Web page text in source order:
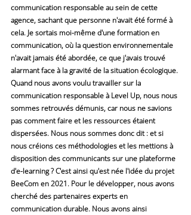
communication responsable au sein de cette
agence, sachant que personne n'avait été formé à
cela. Je sortais moi-même d'une formation en
communication, où la question environnementale
n'avait jamais été abordée, ce que j'avais trouvé
alarmant face à la gravité de la situation écologique.
Quand nous avons voulu travailler sur la
communication responsable à Level Up, nous nous
sommes retrouvés démunis, car nous ne savions
pas comment faire et les ressources étaient
dispersées. Nous nous sommes donc dit : et si
nous créions ces méthodologies et les mettions à
disposition des communicants sur une plateforme
d'e-learning ? C'est ainsi qu'est née l'idée du projet
BeeCom en 2021. Pour le développer, nous avons
cherché des partenaires experts en
communication durable. Nous avons ainsi